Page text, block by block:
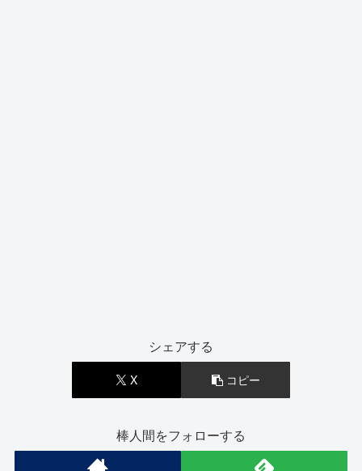
シェアする
X コピー
棒人間をフォローする